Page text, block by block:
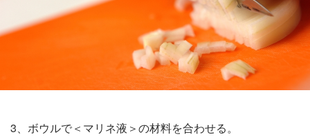
3、ボウルで＜マリネ液＞の材料を合わせる。